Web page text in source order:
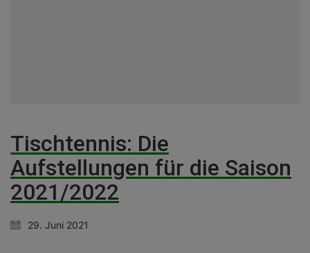
Tischtennis: Die
Aufstellungen für die Saison
2021/2022
29. Juni 2021